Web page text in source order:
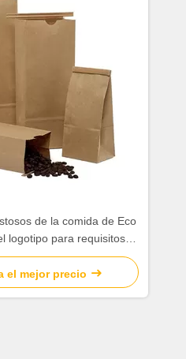
de la comida de Eco
logotipo para requisitos
la abertura biodegradable
de líneas/de la lata
el mejor precio